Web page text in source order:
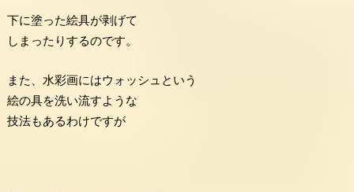
下に塗った絵具が剥げて
しまったりするのです。
また、水彩画にはウォッシュという
絵の具を洗い流すような
技法もあるわけですが